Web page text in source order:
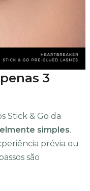
3
Stick & Go da
simples.
prévia ou
são